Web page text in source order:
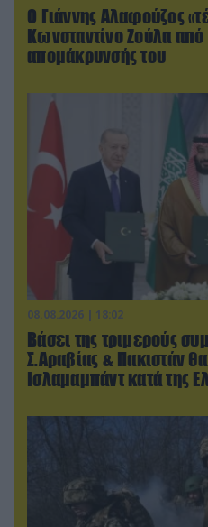
Ο Γιάννης Αλαφούζος
Κωνσταντίνο Ζούλα από
απομάκρυνσής του
08.08.2026 | 18:02
Βάσει της τριμερούς
Σ.Αραβίας & Πακιστάν
Ισλαμαμπάντ κατά της